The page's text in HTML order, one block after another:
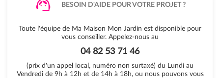
BESOIN D'AIDE POUR VOTRE PROJET ?
Toute l'équipe de Ma Maison Mon Jardin est disponible pour
vous conseiller. Appelez-nous au
04 82 53 71 46
(prix d'un appel local, numéro non surtaxé) du Lundi au
Vendredi de 9h à 12h et de 14h à 18h, ou nous pouvons vous